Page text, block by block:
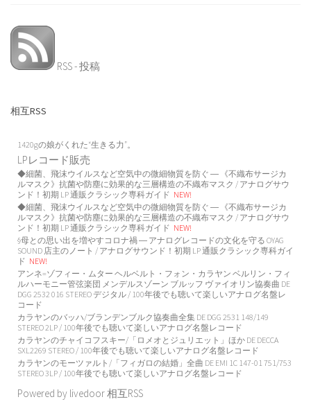
RSS - 投稿
相互RSS
1420gの娘がくれた“生きる力”。
LPレコード販売
◆細菌、飛沫ウイルスなど空気中の微細物質を防ぐ ― 《不織布サージカ
ルマスク》抗菌や防塵に効果的な三層構造の不織布マスク / アナログサウ
ンド！初期 LP 通販クラシック専科ガイド NEW!
◆細菌、飛沫ウイルスなど空気中の微細物質を防ぐ ― 《不織布サージカ
ルマスク》抗菌や防塵に効果的な三層構造の不織布マスク / アナログサウ
ンド！初期 LP 通販クラシック専科ガイド NEW!
§母との思い出を増やすコロナ禍 ― アナログレコードの文化を守る OYAG
SOUND 店主のノート / アナログサウンド！初期 LP 通販クラシック専科ガイ
ド NEW!
アンネ=ゾフィー・ムター ヘルベルト・フォン・カラヤン ベルリン・フィ
ルハーモニー管弦楽団 メンデルスゾーン ブルッフ ヴァイオリン協奏曲 DE
DGG 2532 016 STEREO デジタル / 100年後でも聴いて楽しいアナログ名盤レ
コード
カラヤンのバッハ/ブランデンブルク協奏曲全集 DE DGG 2531 148/149
STEREO 2LP / 100年後でも聴いて楽しいアナログ名盤レコード
カラヤンのチャイコフスキー/「ロメオとジュリエット」ほか DE DECCA
SXL2269 STEREO / 100年後でも聴いて楽しいアナログ名盤レコード
カラヤンのモーツァルト/「フィガロの結婚」全曲 DE EMI 1C 147-01 751/753
STEREO 3LP / 100年後でも聴いて楽しいアナログ名盤レコード
Powered by livedoor 相互RSS